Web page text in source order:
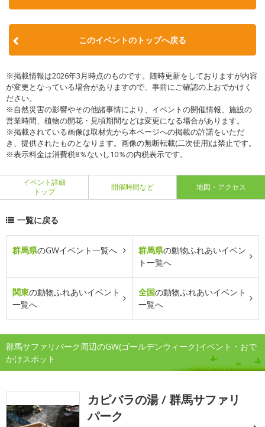
このイベントのトップへ戻る
※掲載情報は2026年3月時点のものです。随時更新をしておりますが内容
が変更となっている場合がありますので、事前にご確認の上おでかけく
ださい。
※自然災害の影響やその他諸事情により、イベントの開催情報、施設の
営業時間、植物の開花・見頃期間などは変更になる場合があります。
※掲載されている画像は取材先から本ページへの掲載の許諾をいただ
き、提供されたものとなります。画像の無断転載(二次使用)は禁止です。
※表示料金は消費税8％ないし10％の内税表示です。
イベント詳細
トップ
開催時間など 地図・アクセス
一覧に戻る
群馬県のGWイベント一覧へ 群馬県の動物ふれあいイベン
ト一覧へ
関東の動物ふれあいイベント
一覧へ
全国の動物ふれあいイベント
一覧へ
群馬サファリパーク周辺のGW(ゴールデンウィーク)イベント・おで
かけスポット
カピバラの湯 / 群馬サファリ
パーク